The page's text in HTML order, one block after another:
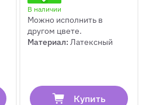
В наличии
Можно исполнить в
другом цвете.
Материал: Латексный
Купить